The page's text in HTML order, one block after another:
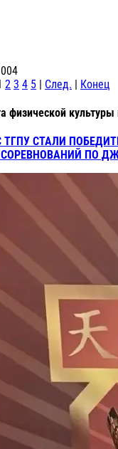
2 3 4 5 | След. | Конец
физической культуры
СТАЛИ
ПО